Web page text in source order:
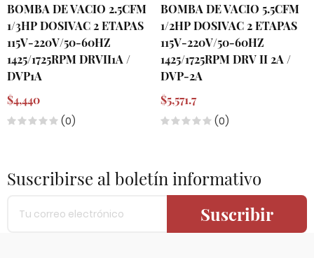
BOMBA DE VACIO 2.5CFM
1/3HP DOSIVAC 2 ETAPAS
115V-220V/50-60HZ
1425/1725RPM DRVII1A /
DVP1A
$4,440
(0)
BOMBA DE VACIO 5.5CFM
1/2HP DOSIVAC 2 ETAPAS
115V-220V/50-60HZ
1425/1725RPM DRV II 2A /
DVP-2A
$5,571.7
(0)
Suscribirse al boletín informativo
Suscribir